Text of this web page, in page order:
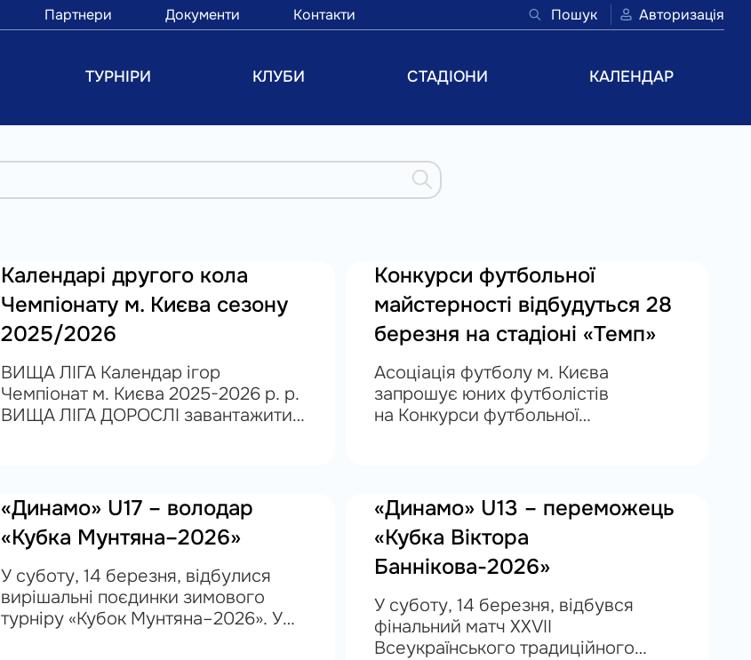
Партнери Документи Контакти Пошук Авторизація
ТУРНІРИ КЛУБИ СТАДІОНИ КАЛЕНДАР
Календарі другого кола
Чемпіонату м. Києва сезону
2025/2026
ВИЩА ЛІГА Календар ігор
Чемпіонат м. Києва 2025-2026 р. р.
ВИЩА ЛІГА ДОРОСЛІ завантажити
Чемпіонат м....
Конкурси футбольної
майстерності відбудуться 28
березня на стадіоні «Темп»
Асоціація футболу м. Києва
запрошує юних футболістів
на Конкурси футбольної
Авіаконструкторська, 10А). Початок
заходу – о 10:00. До участі
запрошуються гравці вікових...
«Динамо» U17 – володар
«Кубка Мунтяна–2026»
У суботу, 14 березня, відбулися
вирішальні поєдинки зимового
турніру «Кубок Мунтяна–2026». У
«Динамо» U13 – переможець
«Кубка Віктора
Баннікова-2026»
У суботу, 14 березня, відбувся
фінальний матч XXVII
Всеукраїнського традиційного